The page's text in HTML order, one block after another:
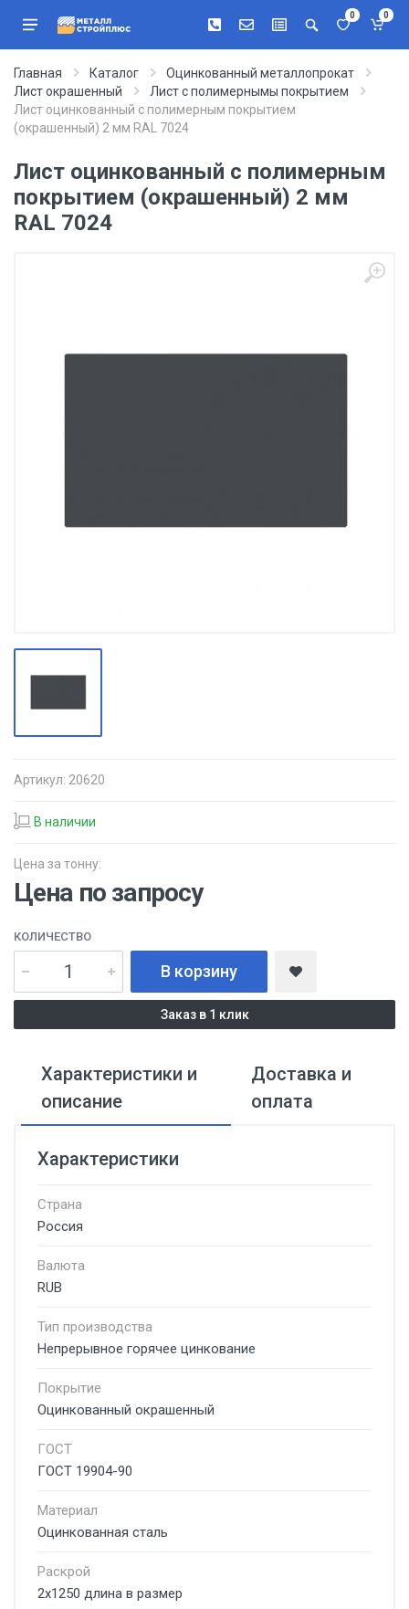
0 0
Главная Каталог
Оцинкованный металлопрокат
Лист окрашенный
Лист с полимернымы покрытием
Лист оцинкованный с полимерным покрытием
(окрашенный) 2 мм RAL 7024
Лист оцинкованный с полимерным
покрытием (окрашенный) 2 мм
RAL 7024
Артикул: 20620
В наличии
Цена за тонну:
Цена по запросу
КОЛИЧЕСТВО
В корзину
Заказ в 1 клик
Характеристики и
описание
Доставка и
оплата
Характеристики
Страна
Россия
Валюта
RUB
Тип производства
Непрерывное горячее цинкование
Покрытие
Оцинкованный окрашенный
ГОСТ
ГОСТ 19904-90
Материал
Оцинкованная сталь
Раскрой
2х1250 длина в размер